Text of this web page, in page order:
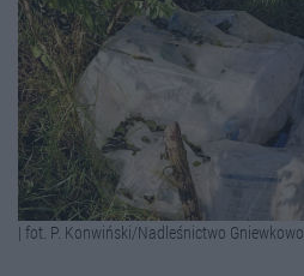
| fot. P. Konwiński/Nadleśnictwo Gniewkowo